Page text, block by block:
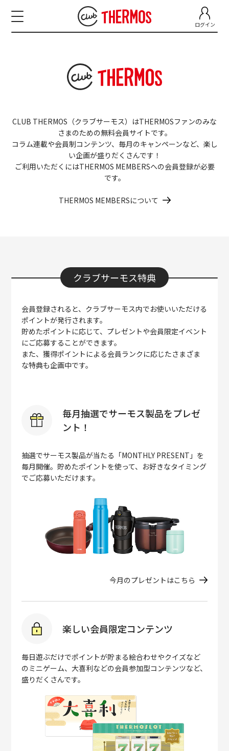
ログイン
CLUB THERMOS（クラブサーモス）はTHERMOSファンのみな
さまのための無料会員サイトです。
コラム連載や会員制コンテンツ、毎月のキャンペーンなど、楽し
い企画が盛りだくさんです！
ご利用いただくにはTHERMOS MEMBERSへの会員登録が必要
です。
THERMOS MEMBERSについて
クラブサーモス特典
会員登録されると、クラブサーモス内でお使いいただける
ポイントが発行されます。
貯めたポイントに応じて、プレゼントや会員限定イベント
にご応募することができます。
また、獲得ポイントによる会員ランクに応じたさまざま
な特典も企画中です。
毎月抽選でサーモス製品をプレゼ
ント！
抽選でサーモス製品が当たる「MONTHLY PRESENT」を
毎月開催。貯めたポイントを使って、お好きなタイミング
でご応募いただけます。
今月のプレゼントはこちら
楽しい会員限定コンテンツ
毎日遊ぶだけでポイントが貯まる絵合わせやクイズなど
のミニゲーム、大喜利などの会員参加型コンテンツなど、
盛りだくさんです。